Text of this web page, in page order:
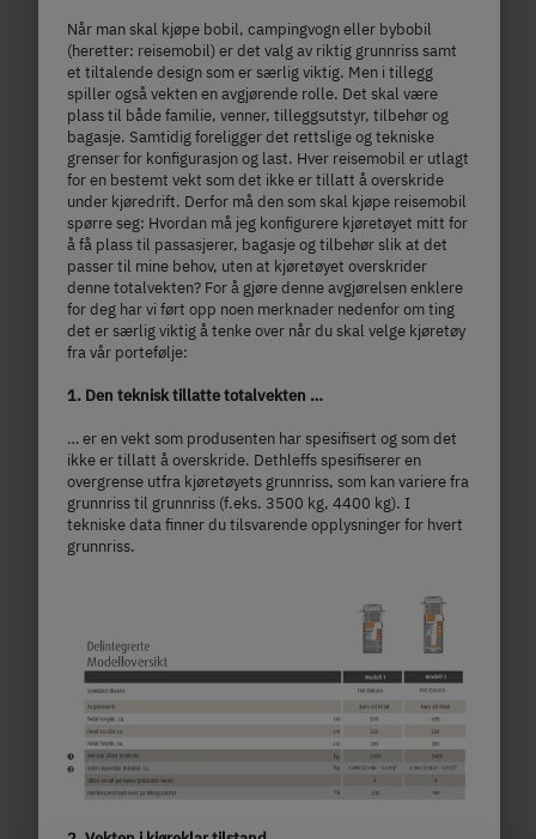
Velg modell
T 7052 EB
kr 1 078 000,–
Pris fraa)
2 - 5 personer
lengde
3,499 kg
Teknisk tillatt totalvekt
Når man skal kjøpe bobil, campingvogn eller bybobil
(heretter: reisemobil) er det valg av riktig grunnriss samt
et tiltalende design som er særlig viktig. Men i tillegg
spiller også vekten en avgjørende rolle. Det skal være
plass til både familie, venner, tilleggsutstyr, tilbehør og
bagasje. Samtidig foreligger det rettslige og tekniske
grenser for konfigurasjon og last. Hver reisemobil er utlagt
for en bestemt vekt som det ikke er tillatt å overskride
under kjøredrift. Derfor må den som skal kjøpe reisemobil
spørre seg: Hvordan må jeg konfigurere kjøretøyet mitt for
å få plass til passasjerer, bagasje og tilbehør slik at det
passer til mine behov, uten at kjøretøyet overskrider
denne totalvekten? For å gjøre denne avgjørelsen enklere
for deg har vi ført opp noen merknader nedenfor om ting
det er særlig viktig å tenke over når du skal velge kjøretøy
fra vår portefølje:
1. Den teknisk tillatte totalvekten …
… er en vekt som produsenten har spesifisert og som det
ikke er tillatt å overskride. Dethleffs spesifiserer en
overgrense utfra kjøretøyets grunnriss, som kan variere fra
grunnriss til grunnriss (f.eks. 3500 kg, 4400 kg). I
tekniske data finner du tilsvarende opplysninger for hvert
grunnriss.